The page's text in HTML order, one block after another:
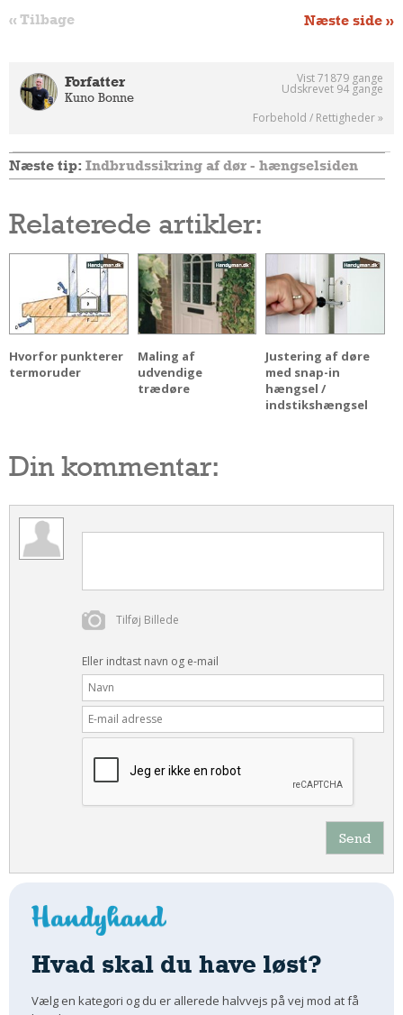
« Tilbage Næste side »
Forfatter
Kuno Bonne
Vist 71879 gange
Udskrevet 94 gange
Forbehold / Rettigheder »
Næste tip: Indbrudssikring af dør - hængselsiden
Relaterede artikler:
Hvorfor punkterer
termoruder
Maling af
udvendige
trædøre
Justering af døre
med snap-in
hængsel /
indstikshængsel
Din kommentar:
Tilføj Billede
Eller indtast navn og e-mail
Send
Hvad skal du have løst?
Vælg en kategori og du er allerede halvvejs på vej mod at få